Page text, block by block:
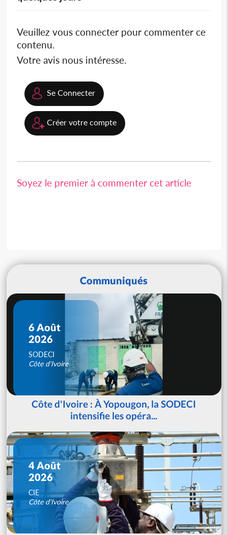
Veuillez vous connecter pour commenter ce
contenu.
Votre avis nous intéresse.
Se Connecter
Créer votre compte
Soyez le premier à commenter cet article
Communiqués
6 Août
2026
SODECI
Côte d'Ivoire
Côte d'Ivoire : À Yopougon, la SODECI
intensifie les opéra...
4 Août
2026
CIE
Côte d'Ivoire